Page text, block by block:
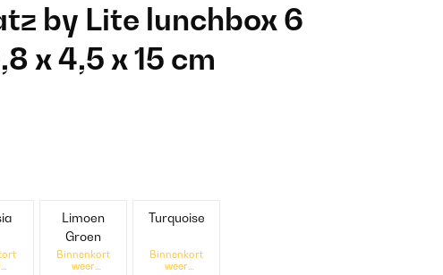
by Lite lunchbox 6
x 4,5 x 15 cm
Limoen
Groen
Binnenkort
weer
Turquoise
Binnenkort
weer